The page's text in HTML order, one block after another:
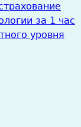
за 1 час
уровня